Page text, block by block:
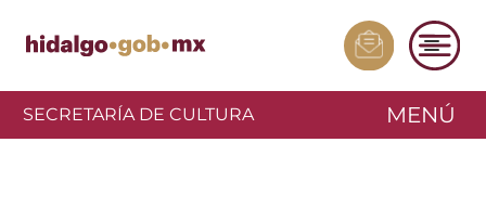
SECRETARÍA DE CULTURA MENÚ